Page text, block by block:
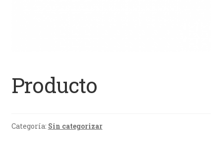
Producto
Categoría: Sin categorizar